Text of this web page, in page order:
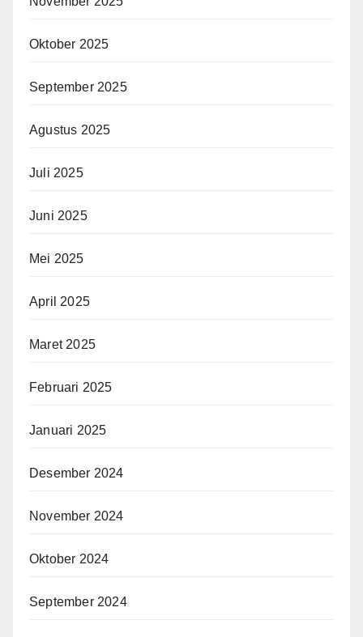
Oktober 2025
September 2025
Agustus 2025
Juli 2025
Juni 2025
Mei 2025
April 2025
Maret 2025
Februari 2025
Januari 2025
Desember 2024
November 2024
Oktober 2024
September 2024